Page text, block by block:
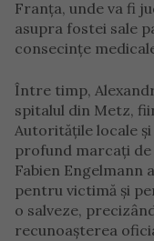
Franța, unde va fi
asupra fostei sale
consecințe
Între timp,
spitalul din Metz,
Autoritățile locale
profund marcați
Fabien Engelmann
pentru victimă și
o salveze,
recunoașterea